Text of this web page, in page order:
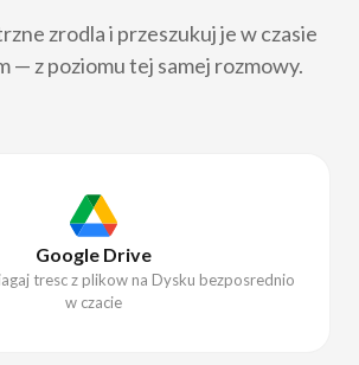
Google Drive
tresc z plikow na Dysku bezposrednio
w czacie